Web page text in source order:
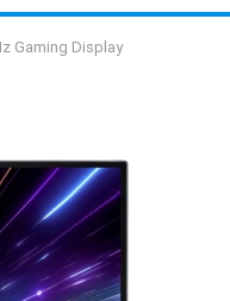
Gaming Display